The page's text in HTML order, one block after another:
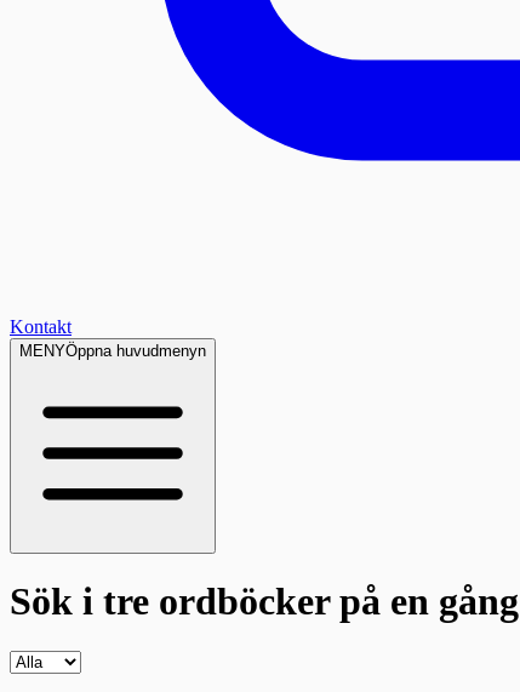
Kontakt
MENYÖppna huvudmenyn
Sök i tre ordböckerpå en gång